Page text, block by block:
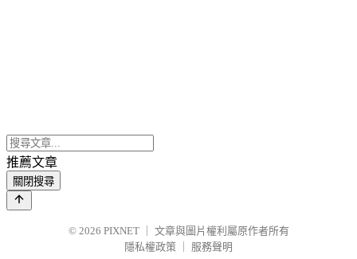
推薦文章
關閉搜尋
© 2026 PIXNET
文章與圖片權利屬原作者所有
隱私權政策
服務聲明